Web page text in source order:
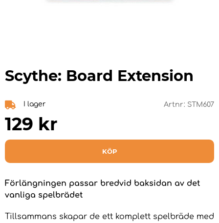
Scythe: Board Extension
I lager Artnr: STM607
129 kr
KÖP
Förlängningen passar bredvid baksidan av det
vanliga spelbrädet
Tillsammans skapar de ett komplett spelbräde med